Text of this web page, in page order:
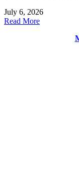
July 6, 2026
Read More